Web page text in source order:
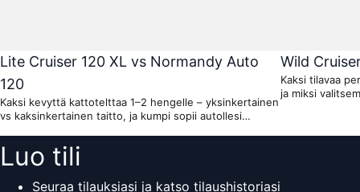
Lite Cruiser 120 XL vs Normandy Auto
120
Kaksi kevyttä kattotelttaa 1–2 hengelle – yksinkertainen
vs kaksinkertainen taitto, ja kumpi sopii autollesi
Wild
Kaksi tilavaa
ja miksi
Luo tili
Seuraa tilauksiasi ja katso tilaushistoriasi